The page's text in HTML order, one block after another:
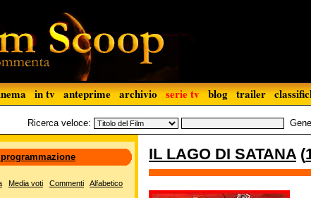
in tv anteprime archivio serie tv blog trailer
Ricerca veloce:
IL LAGO DI SATANA(
programmazione
Media voti Commenti Alfabetico